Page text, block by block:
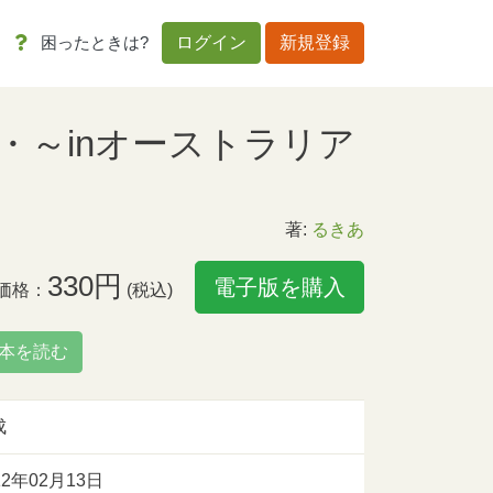
困ったときは? ログイン 新規登録
～inオーストラリア
著: るきあ
格： 330円 (税込) 電子版を購入
を読む
年02月13日